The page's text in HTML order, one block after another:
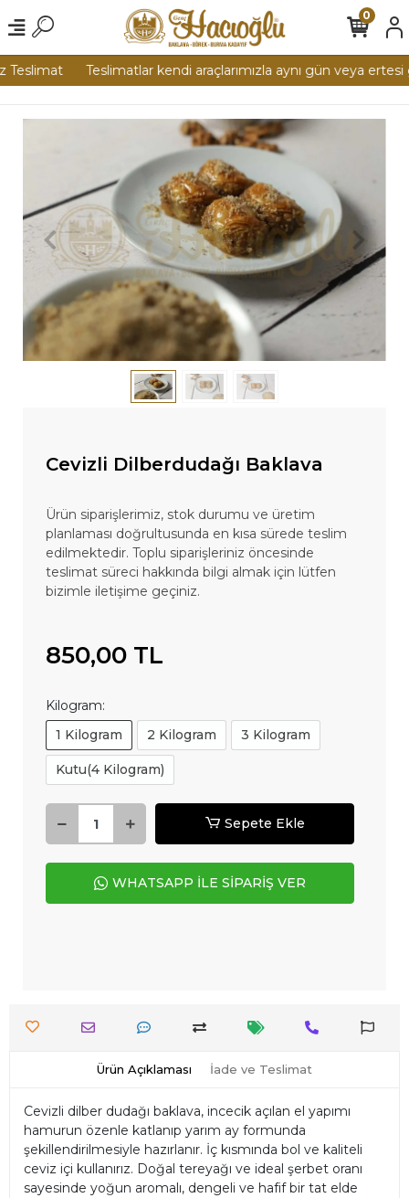
Teslimatlar kendi araçlarımızla aynı gün veya ertesi
0
Cevizli Dilberdudağı Baklava
Ürün siparişlerimiz, stok durumu ve üretim
planlaması doğrultusunda en kısa sürede teslim
edilmektedir. Toplu siparişleriniz öncesinde
teslimat süreci hakkında bilgi almak için lütfen
bizimle iletişime geçiniz.
850,00 TL
Kilogram:
1 Kilogram
2 Kilogram 3 Kilogram
Kutu(4 Kilogram)
Sepete Ekle
WHATSAPP İLE SİPARİŞ VER
Ürün Açıklaması İade ve Teslimat
Cevizli dilber dudağı baklava, incecik açılan el yapımı
hamurun özenle katlanıp yarım ay formunda
şekillendirilmesiyle hazırlanır. İç kısmında bol ve kaliteli
ceviz içi kullanırız. Doğal tereyağı ve ideal şerbet oranı
sayesinde yoğun aromalı, dengeli ve hafif bir tat elde